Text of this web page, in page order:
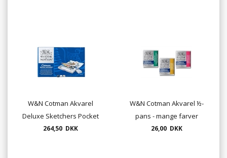
W&N Cotman Akvarel
Deluxe Sketchers Pocket
Box - 20 dele i
264,50 DKK
W&N Cotman Akvarel ½-
pans - mange farver
26,00 DKK